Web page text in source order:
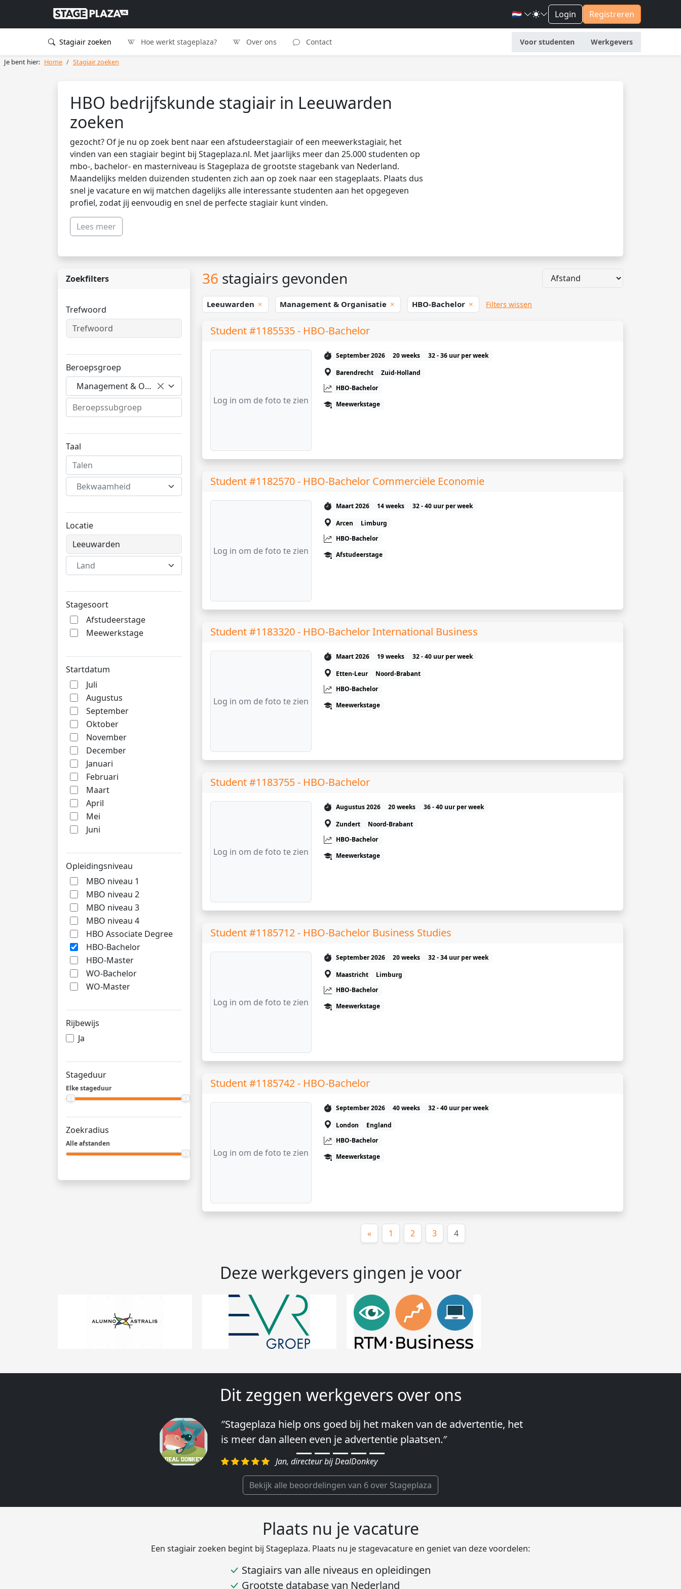
🇳🇱 Login Registreren
Stagiair zoeken Hoe werkt stageplaza? Over ons Contact Voor studenten Werkgevers
Je bent hier: Home Stagiair zoeken
HBO bedrijfskunde stagiair in Leeuwarden
zoeken
gezocht? Of je nu op zoek bent naar een afstudeerstagiair of een meewerkstagiair, het
vinden van een stagiair begint bij Stageplaza.nl. Met jaarlijks meer dan 25.000 studenten op
mbo-, bachelor- en masterniveau is Stageplaza de grootste stagebank van Nederland.
Maandelijks melden duizenden studenten zich aan op zoek naar een stageplaats. Plaats dus
snel je vacature en wij matchen dagelijks alle interessante studenten aan het opgegeven
profiel, zodat jij eenvoudig en snel de perfecte stagiair kunt vinden.
Lees meer
Zoekfilters
Trefwoord
Beroepsgroep
Management & Organisatie
Taal
Bekwaamheid
Locatie
Land
Stagesoort
Afstudeerstage
Meewerkstage
Startdatum
Juli
Augustus
September
Oktober
November
December
Januari
Februari
Maart
April
Mei
Juni
Opleidingsniveau
MBO niveau 1
MBO niveau 2
MBO niveau 3
MBO niveau 4
HBO Associate Degree
HBO-Bachelor
HBO-Master
WO-Bachelor
WO-Master
Rijbewijs
Ja
Stageduur
Elke stageduur
Zoekradius
Alle afstanden
36 stagiairs gevonden
Leeuwarden Management & Organisatie HBO-Bachelor Filters wissen
Student #1185535 - HBO-Bachelor
Log in om de foto te zien
September 2026 20 weeks
32 - 36 uur per week
Barendrecht
Zuid-Holland
HBO-Bachelor
Meewerkstage
Student #1182570 - HBO-Bachelor Commerciële Economie
Log in om de foto te zien
Maart 2026 14 weeks
32 - 40 uur per week
Arcen
Limburg
HBO-Bachelor
Afstudeerstage
Student #1183320 - HBO-Bachelor International Business
Log in om de foto te zien
Maart 2026 19 weeks
32 - 40 uur per week
Etten-Leur
Noord-Brabant
HBO-Bachelor
Meewerkstage
Student #1183755 - HBO-Bachelor
Log in om de foto te zien
Augustus 2026 20 weeks
36 - 40 uur per week
Zundert
Noord-Brabant
HBO-Bachelor
Meewerkstage
Student #1185712 - HBO-Bachelor Business Studies
Log in om de foto te zien
September 2026 20 weeks
32 - 34 uur per week
Maastricht
Limburg
HBO-Bachelor
Meewerkstage
Student #1185742 - HBO-Bachelor
Log in om de foto te zien
September 2026 40 weeks
32 - 40 uur per week
London
England
HBO-Bachelor
Meewerkstage
« 1 2 3 4(huidige)
Deze werkgevers gingen je voor
Dit zeggen werkgevers over ons
″Stageplaza hielp ons goed bij het maken van de advertentie, het
is meer dan alleen even je advertentie plaatsen.″
Jan, directeur bij DealDonkey
″Wij hebben in ieder geval prima ervaringen met Stageplaza:
elke keer weer weet Stageplaza prima kandidaten snel te
regelen.″
Harald, Head of Shared Service Center bij VION Food Netherlands
Plaats nu je vacature
Een stagiair zoeken begint bij Stageplaza. Plaats nu je stagevacature en geniet van deze voordelen:
Stagiairs van alle niveaus en opleidingen